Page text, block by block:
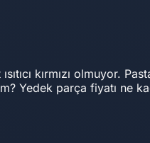
ısıtıcı kırmızı
Yedek parça fiyatı ne